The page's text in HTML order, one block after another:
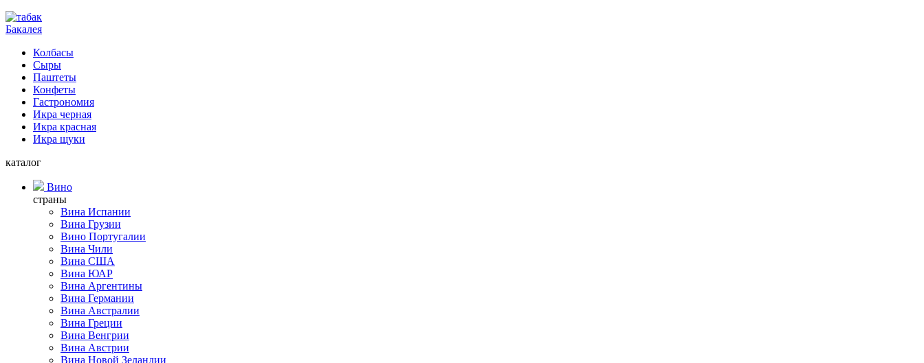
Бакалея
Колбасы
Сыры
Паштеты
Конфеты
Гастрономия
Икра черная
Икра красная
Икра щуки
каталог
Вино
страны
Вина Испании
Вина Грузии
Вино Португалии
Вина Чили
Вина США
Вина ЮАР
Вина Аргентины
Вина Германии
Вина Австралии
Вина Греции
Вина Венгрии
Вина Австрии
Вина Новой Зеландии